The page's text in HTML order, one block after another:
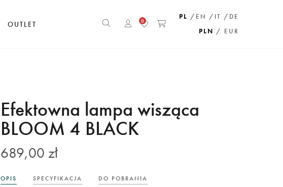
OUTLET 0
PL /EN /IT /DE
PLN / EUR
Efektowna lampa wisząca
BLOOM 4 BLACK
689,00 zł
OPIS SPECYFIKACJA DO POBRANIA